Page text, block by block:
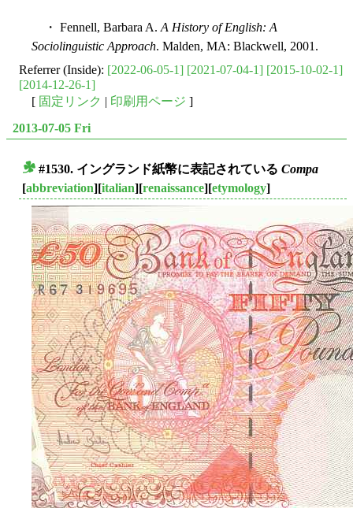
・ Fennell, Barbara A. A History of English: A
Sociolinguistic Approach. Malden, MA: Blackwell, 2001.
Referrer (Inside): [2022-06-05-1] [2021-07-04-1] [2015-10-02-1]
[2014-12-26-1]
[ 固定リンク | 印刷用ページ ]
2013-07-05 Fri
#1530. イングランド紙幣に表記されている Compa
[abbreviation][italian][renaissance][etymology]